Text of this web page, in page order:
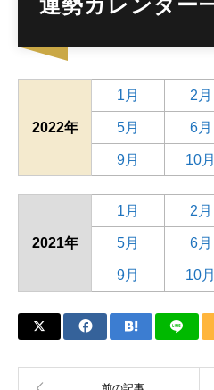
2022年
1月 2月
5月 6月
9月 10月
2021年
1月 2月
5月 6月
9月 10月